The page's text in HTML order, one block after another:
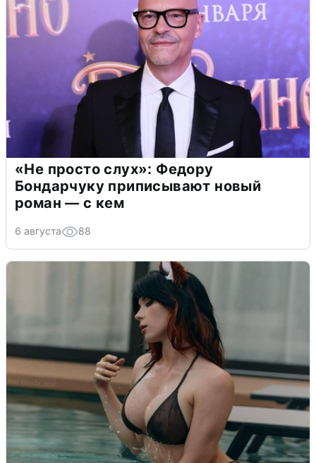
«Не просто слух»: Федору
Бондарчуку приписывают новый
роман — с кем
6 августа 88